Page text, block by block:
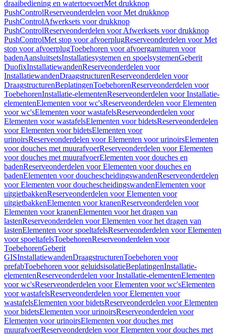
draaibediening en watertoevoerMet drukknop
PushControlReserveonderdelen voor Met drukknop
PushControlAfwerksets voor drukknop
PushControlReserveonderdelen voor Afwerksets voor drukknop
PushControlMet stop voor afvoerplugReserveonderdelen voor Met
stop voor afvoerplugToebehoren voor afvoergarnituren voor
badenAansluitsetsInstallatiesystemen en spoelsystemenGeberit
DuofixInstallatiewandenReserveonderdelen voor
InstallatiewandenDraagstructurenReserveonderdelen voor
DraagstructurenBeplatingenToebehorenReserveonderdelen voor
ToebehorenInstallatie-elementenReserveonderdelen voor Installatie-
elementenElementen voor wc'sReserveonderdelen voor Elementen
voor wc'sElementen voor wastafelsReserveonderdelen voor
Elementen voor wastafelsElementen voor bidetsReserveonderdelen
voor Elementen voor bidetsElementen voor
urinoirsReserveonderdelen voor Elementen voor urinoirsElementen
voor douches met muurafvoerReserveonderdelen voor Elementen
voor douches met muurafvoerElementen voor douches en
badenReserveonderdelen voor Elementen voor douches en
badenElementen voor douchescheidingswandenReserveonderdelen
voor Elementen voor douchescheidingswandenElementen voor
uitgietbakkenReserveonderdelen voor Elementen voor
uitgietbakkenElementen voor kranenReserveonderdelen voor
Elementen voor kranenElementen voor het dragen van
lastenReserveonderdelen voor Elementen voor het dragen van
lastenElementen voor spoeltafelsReserveonderdelen voor Elementen
voor spoeltafelsToebehorenReserveonderdelen voor
ToebehorenGeberit
GISInstallatiewandenDraagstructurenToebehoren voor
prefabToebehoren voor geluidsisolatieBeplatingenInstallatie-
elementenReserveonderdelen voor Installatie-elementenElementen
voor wc'sReserveonderdelen voor Elementen voor wc'sElementen
voor wastafelsReserveonderdelen voor Elementen voor
wastafelsElementen voor bidetsReserveonderdelen voor Elementen
voor bidetsElementen voor urinoirsReserveonderdelen voor
Elementen voor urinoirsElementen voor douches met
muurafvoerReserveonderdelen voor Elementen voor douches met